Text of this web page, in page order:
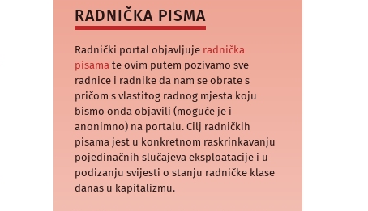
RADNIČKA PISMA
Radnički portal objavljuje radnička
pisama te ovim putem pozivamo sve
radnice i radnike da nam se obrate s
pričom s vlastitog radnog mjesta koju
bismo onda objavili (moguće je i
anonimno) na portalu. Cilj radničkih
pisama jest u konkretnom raskrinkavanju
pojedinačnih slučajeva eksploatacije i u
podizanju svijesti o stanju radničke klase
danas u kapitalizmu.